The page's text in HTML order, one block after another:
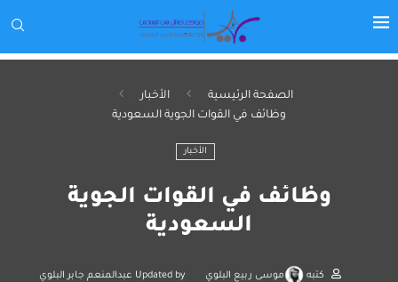
الصفحة الرئيسية
الأخبار
وظائف في القوات الجوية السعودية
الأخبار
وظائف في القوات الجوية
السعودية
كتبه موسى ربيع البلوي Updated by عبدالمنعم جابر البلوي